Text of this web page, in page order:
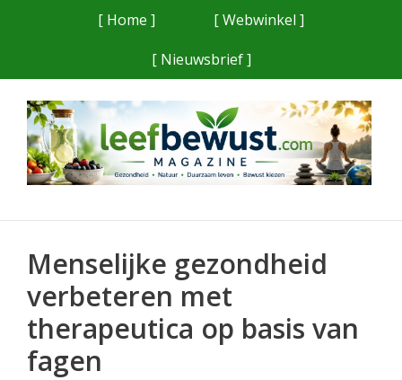
[ Home ]
[ Webwinkel ]
[ Nieuwsbrief ]
Menselijke gezondheid
verbeteren met
therapeutica op basis van
fagen